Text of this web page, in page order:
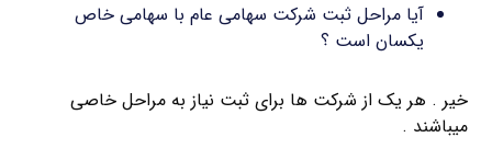
آیا مراحل ثبت شرکت سهامی عام با سهامی خاص
یکسان است ؟
خیر . هر یک از شرکت ها برای ثبت نیاز به مراحل خاصی
میباشند .